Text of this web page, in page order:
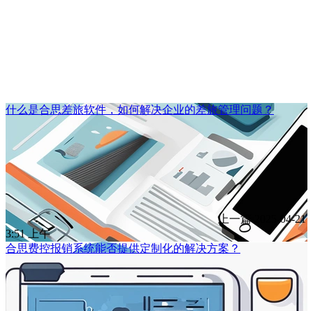
什么是合思差旅软件，如何解决企业的差旅管理问题？
上一篇
2025-04-21
3:51 上午
合思费控报销系统能否提供定制化的解决方案？